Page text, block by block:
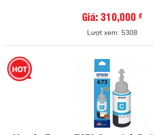
Giá: 310,000 đ
Lượt xem: 5308